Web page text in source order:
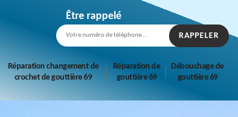
Être rappelé
Réparation changement de
crochet de gouttière 69
Réparation de
gouttière 69
Débouchage de
gouttière 69